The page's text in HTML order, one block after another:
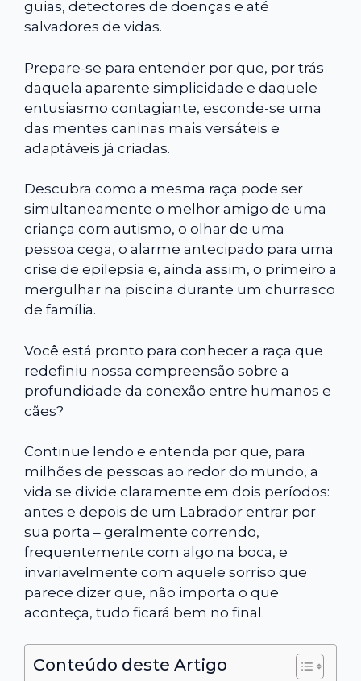
guias, detectores de doenças e até
salvadores de vidas.
Prepare-se para entender por que, por trás
daquela aparente simplicidade e daquele
entusiasmo contagiante, esconde-se uma
das mentes caninas mais versáteis e
adaptáveis já criadas.
Descubra como a mesma raça pode ser
simultaneamente o melhor amigo de uma
criança com autismo, o olhar de uma
pessoa cega, o alarme antecipado para uma
crise de epilepsia e, ainda assim, o primeiro a
mergulhar na piscina durante um churrasco
de família.
Você está pronto para conhecer a raça que
redefiniu nossa compreensão sobre a
profundidade da conexão entre humanos e
cães?
Continue lendo e entenda por que, para
milhões de pessoas ao redor do mundo, a
vida se divide claramente em dois períodos:
antes e depois de um Labrador entrar por
sua porta – geralmente correndo,
frequentemente com algo na boca, e
invariavelmente com aquele sorriso que
parece dizer que, não importa o que
aconteça, tudo ficará bem no final.
Conteúdo deste Artigo